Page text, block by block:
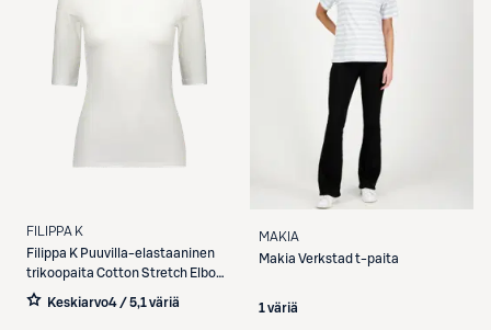
FILIPPA K
Filippa K Puuvilla-elastaaninen
trikoopaita Cotton Stretch Elbow
Sleeve
Keskiarvo4 / 5,1 väriä
MAKIA
Makia Verkstad t-paita
1 väriä